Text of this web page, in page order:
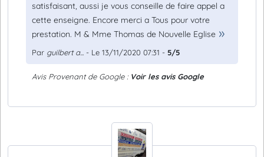
satisfaisant, aussi je vous conseille de faire appel a
cette enseigne. Encore merci a Tous pour votre
prestation. M & Mme Thomas de Nouvelle Eglise
Par guilbert a... - Le 13/11/2020 07:31 - 5/5
Avis Provenant de Google : Voir les avis Google